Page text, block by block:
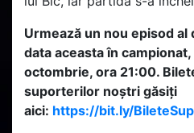
Urmează un nou episod
data aceasta în
octombrie, ora 21:00.
suporterilor noștri găsiți
aici: https://bit.ly/